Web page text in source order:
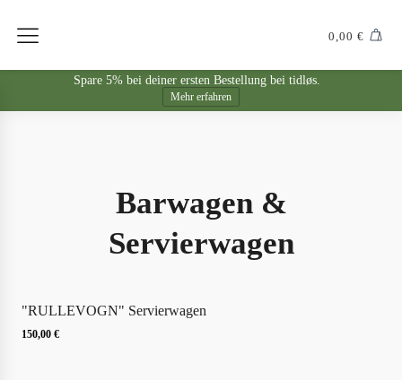
0,00 €
Spare 5% bei deiner ersten Bestellung bei tidløs.
Mehr erfahren
Barwagen &
Servierwagen
"RULLEVOGN" Servierwagen
150,00 €